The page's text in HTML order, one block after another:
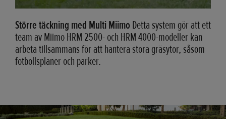
Större täckning med Multi Miimo Detta system gör att ett
team av Miimo HRM 2500- och HRM 4000-modeller kan
arbeta tillsammans för att hantera stora gräsytor, såsom
fotbollsplaner och parker.